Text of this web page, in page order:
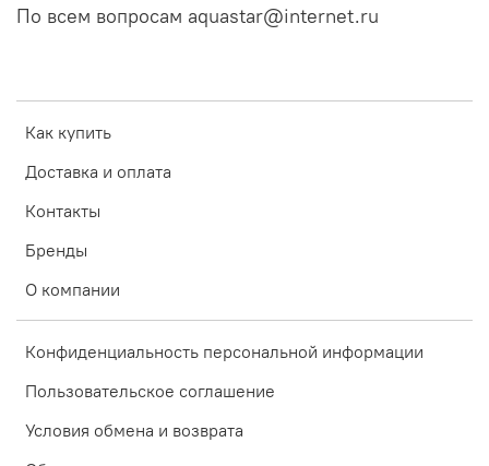
Как купить
Доставка и оплата
Контакты
Бренды
О компании
Конфиденциальность персональной информации
Пользовательское соглашение
Условия обмена и возврата
По всем вопросам aquastar@internet.ru